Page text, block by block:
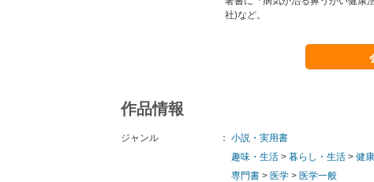
社)など。
作品情報
ジャンル ： 小説・実用書
趣味・生活 > 暮らし・生活 > 健康
専門書 > 医学 > 医学一般